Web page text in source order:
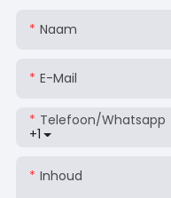
Naam
E-Mail
+1
Telefoon/whatsapp
Inhoud